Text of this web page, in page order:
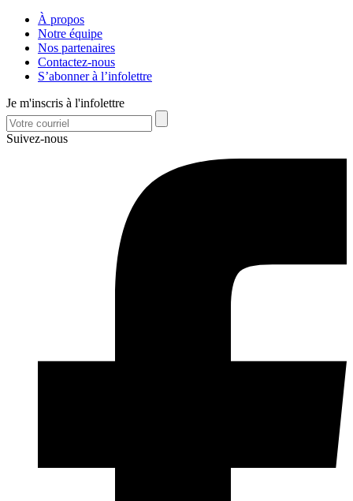
À propos
Notre équipe
Nos partenaires
Contactez-nous
S’abonner à l’infolettre
Je m'inscris à l'infolettre
Suivez-nous